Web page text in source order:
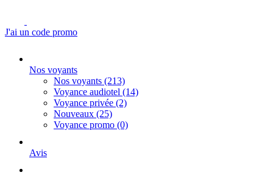
J'ai un code promo
Nos voyants
Nos voyants (213)
Voyance audiotel (14)
Voyance privée (2)
Nouveaux (25)
Voyance promo (0)
Avis